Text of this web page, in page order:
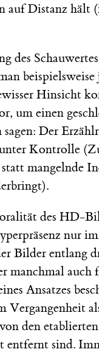
auf Distanz
des
Hinsicht
um einen
Der
Kontrolle
mangelnde
des HD-
nur im
Bilder entlang
manchmal
Ansatzes
Vergangenheit
den
entfernt sind.